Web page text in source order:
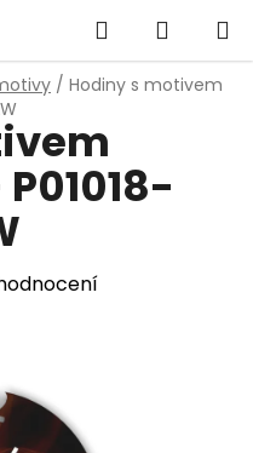
Hledat
KOŠÍK
/ Hodiny s motivem